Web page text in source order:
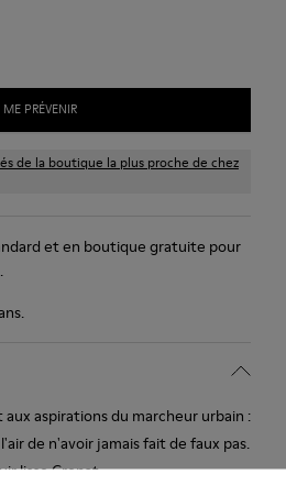
ME PRÉVENIR
de la boutique la plus proche de chez
et en boutique gratuite pour
aspirations du marcheur urbain :
de n'avoir jamais fait de faux pas.
lisse.Grenat.